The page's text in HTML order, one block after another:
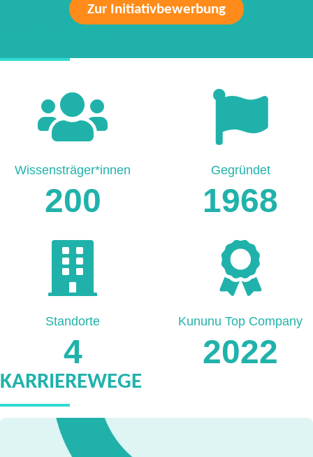
Zur Initiativbewerbung
200
Wissensträger*innen
1968
Gegründet
4
Standorte
2022
Kununu Top Company
KARRIEREWEGE